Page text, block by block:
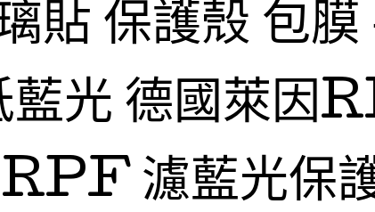
貼 保護殼 包膜
光 德國萊因
濾藍光保